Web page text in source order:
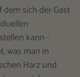
sich der Gast
kann -
was man in
Harz und